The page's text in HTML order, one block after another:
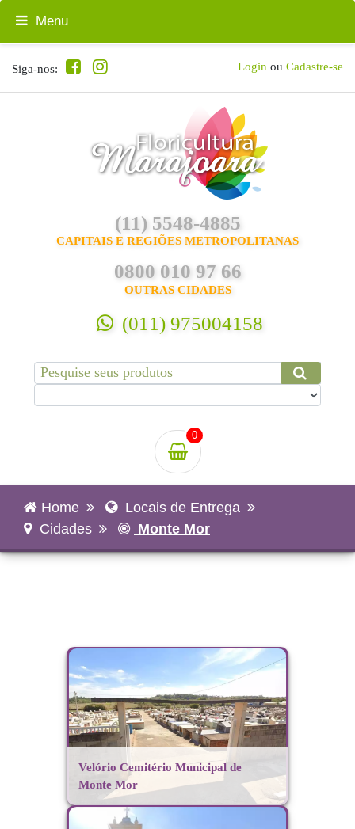
Siga-nos: Login ou Cadastre-se
(11) 5548-4885
CAPITAIS E REGIÕES METROPOLITANAS
0800 010 97 66
OUTRAS CIDADES
(011) 975004158
0
Menu
Home
Locais de Entrega
Cidades
Monte Mor
Velório Cemitério Municipal de
Monte Mor